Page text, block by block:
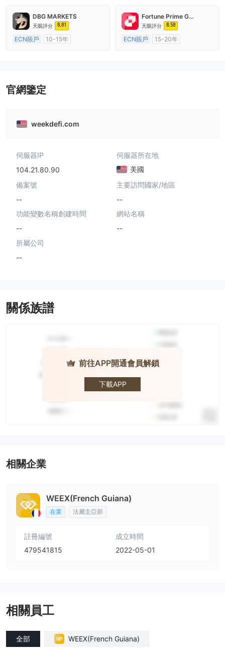
主標MT4
主標MT4
DBG MARKETS
天眼評分 8.81
ECN賬戶
10-15年
Fortune Prime Global
天眼評分 8.58
ECN賬戶
15-20年
官網鑒定
weekdefi.com
伺服器IP
104.21.80.90
伺服器所在地
美國
備案號
--
主要訪問國家/地區
--
功能變數名稱創建時間
--
網站名稱
--
所屬公司
--
關係族譜
前往APP開通會員解鎖
下載APP
相關企業
WEEX(French Guiana)
在業 法屬圭亞那
註冊編號
479541815
成立時間
2022-05-01
相關員工
全部 WEEX(French Guiana)